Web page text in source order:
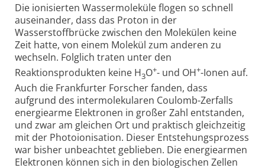
Die ionisierten Wassermoleküle flogen so schnell
auseinander, dass das Proton in der
Wasserstoffbrücke zwischen den Molekülen keine
Zeit hatte, von einem Molekül zum anderen zu
wechseln. Folglich traten unter den
Reaktionsprodukten keine H3O+- und OH+-Ionen auf.
Auch die Frankfurter Forscher fanden, dass
aufgrund des intermolekularen Coulomb-Zerfalls
energiearme Elektronen in großer Zahl entstanden,
und zwar am gleichen Ort und praktisch gleichzeitig
mit der Photoionisation. Dieser Entstehungsprozess
war bisher unbeachtet geblieben. Die energiearmen
Elektronen können sich in den biologischen Zellen